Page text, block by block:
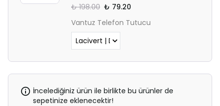
₺ 198.00 ₺ 79.20
Vantuz Telefon Tutucu
İncelediğiniz ürün ile birlikte bu ürünler de
sepetinize eklenecektir!